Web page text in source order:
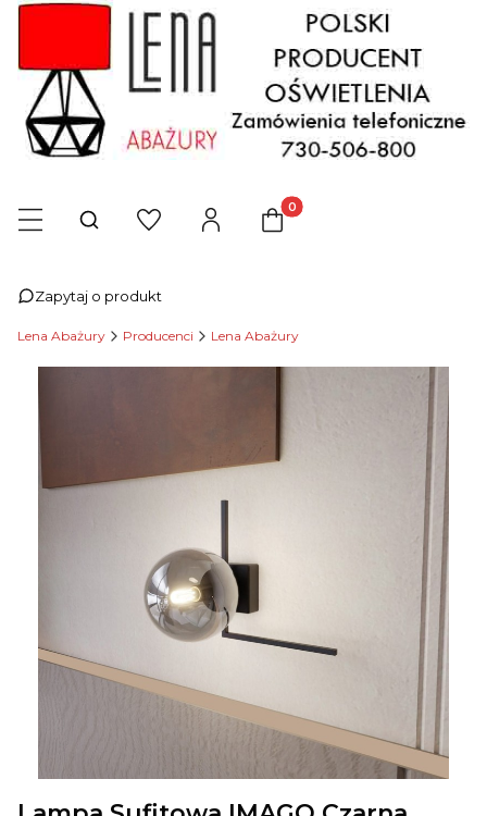
Otwórz wyszukiwarkę Produkty w koszyku: 0.
Zapytaj o produkt
Lena Abażury Producenci Lena Abażury